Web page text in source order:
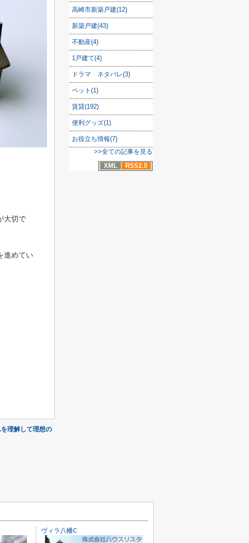
大切で
進めてい
理解して理想の
高崎市新築戸建(12)
新築戸建(43)
不動産(4)
1戸建て(4)
ドラマ ネタバレ(3)
ペット(1)
賃貸(192)
便利グッズ(1)
お役立ち情報(7)
>>全ての記事を見る
XML
RSS2.0
ヴィラ八幡Ⅽ